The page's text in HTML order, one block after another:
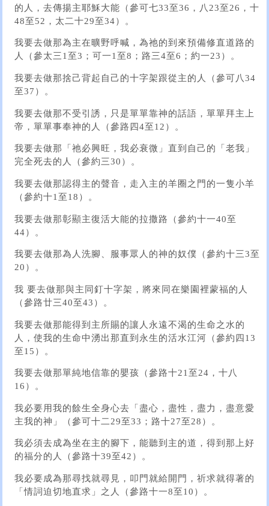
的人，去傳揚主耶穌大能（參可七33至36，八23至26，十
48至52，太二十29至34）。
我要去做那為主在曠野呼喊，為祂的到來預備修直道路的
人（參太三1至3；可一1至8；路三4至6；約一23）。
我要去做那捨己背起自己的十字架跟從主的人（參可八34
至37）。
我要去做那不受引誘，只是單單靠神的話語，單單拜主上
帝，單單事奉神的人（參路四4至12）。
我要去做那「祂必興旺，我必衰微」直到自己的「老我」
完全死去的人（參約三30）。
我要去做那認得主的聲音，走入主的羊圈之門的一隻小羊
（參約十1至18）。
我要去做那彰顯主復活大能的拉撒路（參約十一40至
44）。
我要去做那為人洗腳、服事眾人的神的奴僕（參約十三3至
20）。
我 要去做那與主同釘十字架，將來同在樂園裡蒙福的人
（參路廿三40至43）。
我要去做那能得到主所賜的讓人永遠不渴的生命之水的
人，使我的生命中湧出那直到永生的活水江河（參約四13
至15）。
我要去做那單純地信靠的嬰孩（參路十21至24，十八
16）。
我必要用我的餘生全身心去「盡心，盡性，盡力，盡意愛
主我的神」（參可十二29至33；路十27至28）。
我必須去成為坐在主的腳下，能聽到主的道，得到那上好
的福分的人（參路十39至42）。
我必要成為那尋找就尋見，叩門就給開門，祈求就得著的
「情詞迫切地直求」之人（參路十一8至10）。